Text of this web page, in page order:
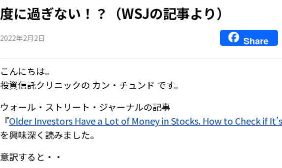
度に過ぎない！？（WSJの記事より）
2022年2月2日 Share
こんにちは。
投資信託クリニックの カン・チュンド です。
ウォール・ストリート・ジャーナルの記事
『Older Investors Have a Lot of Money in Stocks. How to Check if
を興味深く読みました。
意訳すると・・